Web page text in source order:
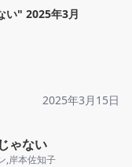
い" 2025年3月
2025年3月15日
ゃない
,岸本佐知子